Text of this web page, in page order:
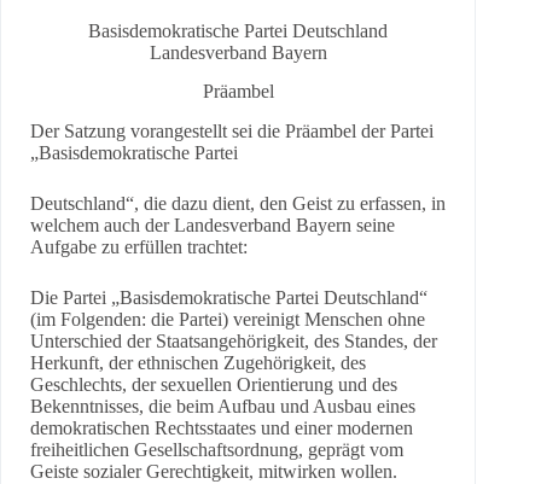
Basisdemokratische Partei Deutschland
Landesverband Bayern
Präambel
Der Satzung vorangestellt sei die Präambel der Partei
„Basisdemokratische Partei
Deutschland“, die dazu dient, den Geist zu erfassen, in
welchem auch der Landesverband Bayern seine
Aufgabe zu erfüllen trachtet:
Die Partei „Basisdemokratische Partei Deutschland“
(im Folgenden: die Partei) vereinigt Menschen ohne
Unterschied der Staatsangehörigkeit, des Standes, der
Herkunft, der ethnischen Zugehörigkeit, des
Geschlechts, der sexuellen Orientierung und des
Bekenntnisses, die beim Aufbau und Ausbau eines
demokratischen Rechtsstaates und einer modernen
freiheitlichen Gesellschaftsordnung, geprägt vom
Geiste sozialer Gerechtigkeit, mitwirken wollen.